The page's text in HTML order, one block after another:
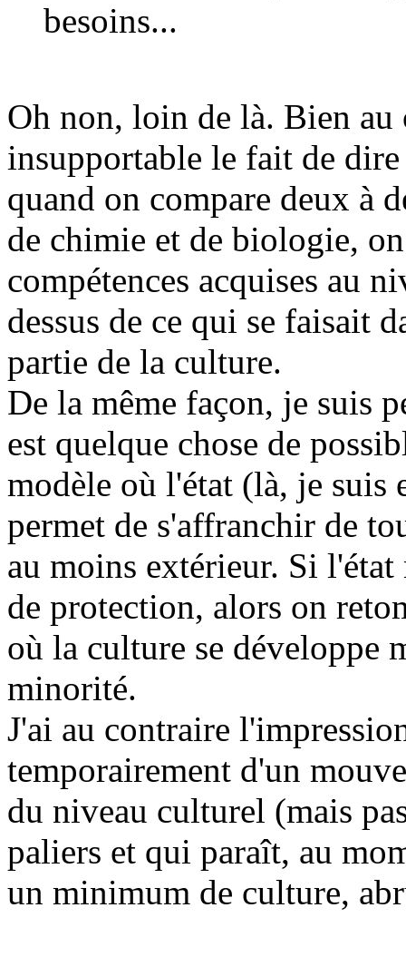
besoins...
Oh non, loin de là. Bien
insupportable le fait de
quand on compare deux à
de chimie et de biologie,
compétences acquises au
dessus de ce qui se faisait
partie de la culture.
De la même façon, je suis
est quelque chose de
modèle où l'état (là, je suis
permet de s'affranchir de
au moins extérieur. Si
de protection, alors on
où la culture se développe
minorité.
J'ai au contraire
temporairement d'un
du niveau culturel (mais
paliers et qui paraît, au
un minimum de culture,